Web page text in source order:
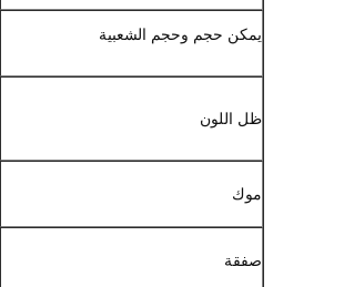
يمكن حجم وحجم الشعبية
ظل اللون
موك
صفقة